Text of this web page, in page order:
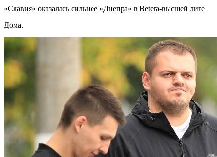
«Славия» оказалась сильнее «Днепра» в Betera-высшей лиге
Дома.